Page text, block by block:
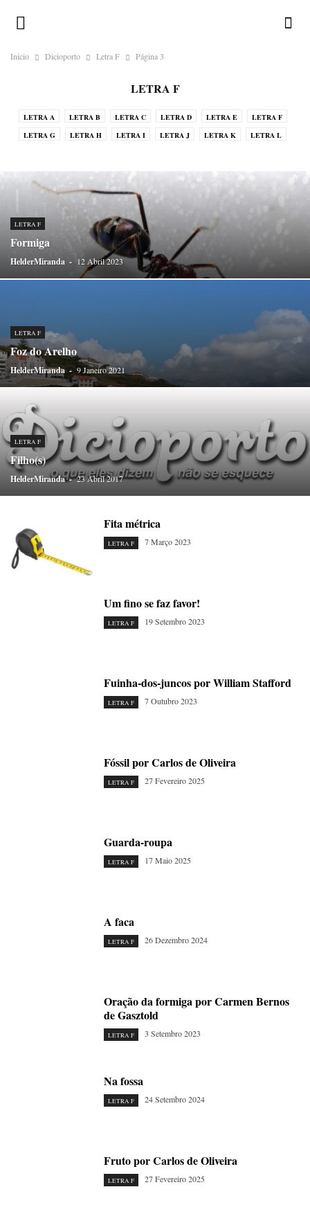
Inicio Dicioporto Letra F Página 3
LETRA F
LETRA A LETRA B LETRA C LETRA D LETRA E
LETRA F
LETRA G
LETRA H LETRA I LETRA J LETRA K
LETRA L
LETRA S
LETRA T LETRA U LETRA V LETRA W
LETRA Y
LETRA F
Formiga
HelderMiranda - 12 Abril 2023
LETRA F
Foz do Arelho
HelderMiranda - 9 Janeiro 2021
LETRA F
Filho(s)
HelderMiranda - 23 Abril 2017
Fita métrica
LETRA F 7 Março 2023
Um fino se faz favor!
LETRA F 19 Setembro 2023
Fuinha-dos-juncos por William Stafford
LETRA F 7 Outubro 2023
Fóssil por Carlos de Oliveira
LETRA F 27 Fevereiro 2025
Guarda-roupa
LETRA F 17 Maio 2025
A faca
LETRA F 26 Dezembro 2024
Oração da formiga por Carmen Bernos
de Gasztold
LETRA F 3 Setembro 2023
Na fossa
LETRA F 24 Setembro 2024
Fruto por Carlos de Oliveira
LETRA F 27 Fevereiro 2025